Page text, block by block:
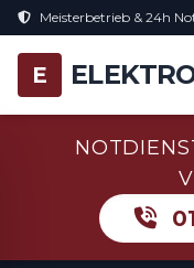
Meisterbetrieb & 24h
E